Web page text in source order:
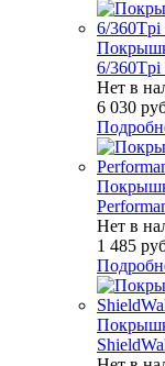
6/360Tpi
Нет в
6 030
Нет в
1 485